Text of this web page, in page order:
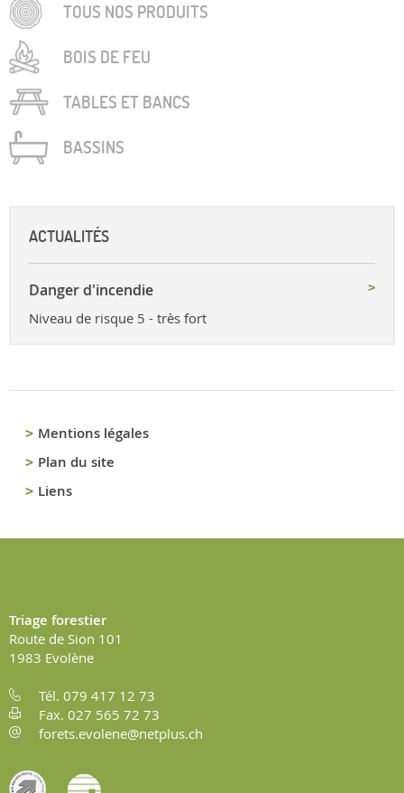
TOUS NOS PRODUITS
BOIS DE FEU
TABLES ET BANCS
BASSINS
ACTUALITÉS
Danger d'incendie
Niveau de risque 5 - très fort
Mentions légales
Plan du site
Liens
Triage forestier
Route de Sion 101
1983 Evolène
Tél. 079 417 12 73
Fax. 027 565 72 73
forets.evolene@netplus.ch